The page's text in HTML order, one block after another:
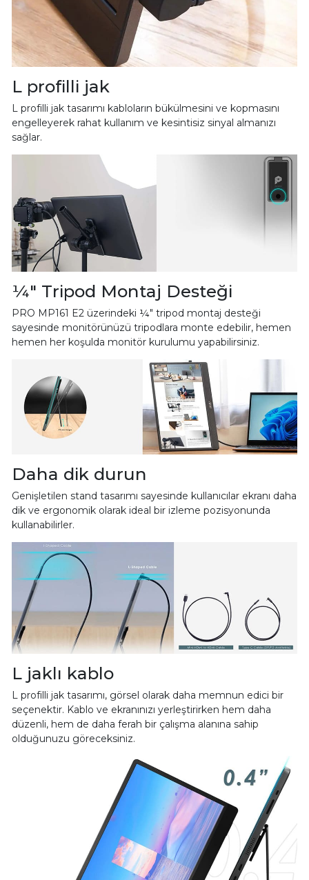
L profilli jak
L profilli jak tasarımı kabloların bükülmesini ve kopmasını
engelleyerek rahat kullanım ve kesintisiz sinyal almanızı
sağlar.
¼" Tripod Montaj Desteği
PRO MP161 E2 üzerindeki ¼" tripod montaj desteği
sayesinde monitörünüzü tripodlara monte edebilir, hemen
hemen her koşulda monitör kurulumu yapabilirsiniz.
Daha dik durun
Genişletilen stand tasarımı sayesinde kullanıcılar ekranı daha
dik ve ergonomik olarak ideal bir izleme pozisyonunda
kullanabilirler.
L jaklı kablo
L profilli jak tasarımı, görsel olarak daha memnun edici bir
seçenektir. Kablo ve ekranınızı yerleştirirken hem daha
düzenli, hem de daha ferah bir çalışma alanına sahip
olduğunuzu göreceksiniz.